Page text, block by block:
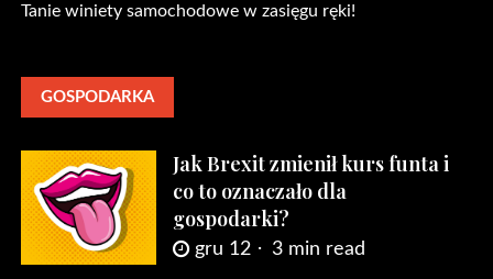
Tanie winiety samochodowe w zasięgu ręki!
GOSPODARKA
Jak Brexit zmienił kurs funta i
co to oznaczało dla
gospodarki?
gru 12 3 min read